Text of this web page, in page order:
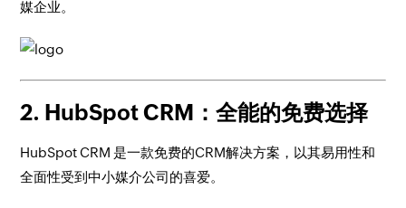
媒企业。
2. HubSpot CRM：全能的免费选择
HubSpot CRM 是一款免费的CRM解决方案，以其易用性和
全面性受到中小媒介公司的喜爱。